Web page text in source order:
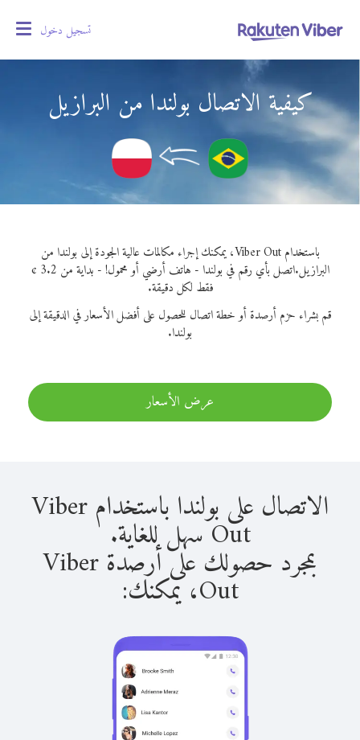
تسجيل دخول
كيفية الاتصال بولندا من البرازيل
باستخدام Viber Out، يمكنك إجراء مكالمات عالية الجودة إلى بولندا من
البرازيل.
اتصل بأي رقم في بولندا - هاتف أرضي أو محمول! - بداية من 3.2 ¢
فقط لكل دقيقة.
قم بشراء حزم أرصدة أو خطة اتصال للحصول على أفضل الأسعار في الدقيقة إلى
بولندا.
عرض الأسعار
الاتصال على بولندا باستخدام Viber
Out سهل للغاية.
بمجرد حصولك على أرصدة Viber
Out، يمكنك: